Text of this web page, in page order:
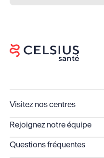
Visitez nos centres
Rejoignez notre équipe
Questions fréquentes